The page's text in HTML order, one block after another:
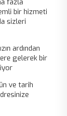
fazla
bir hizmeti
sizleri
ardından
gelerek bir
ve tarih